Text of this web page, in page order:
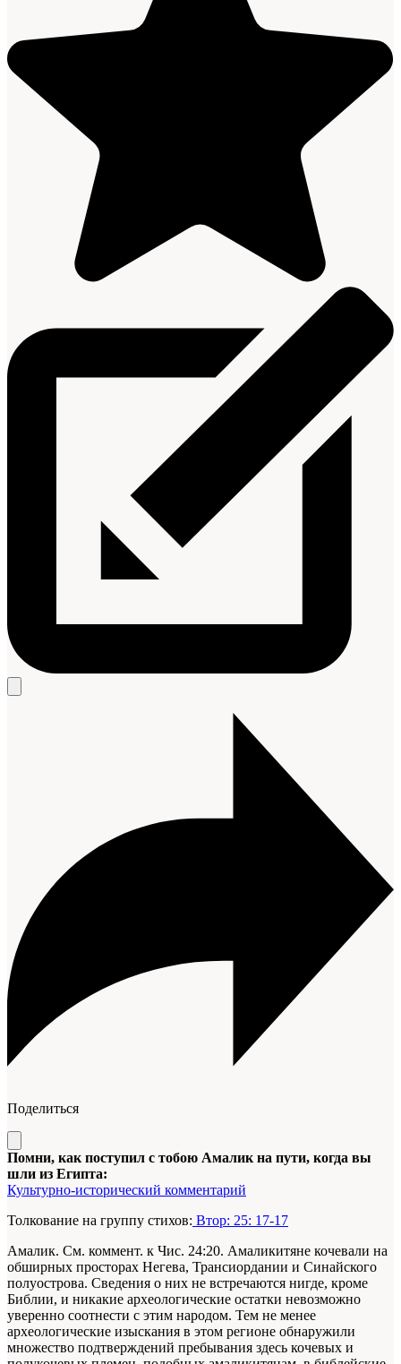
Поделиться
Помни, как поступил с тобою Амалик на пути, когда вы
шли из Египта:
Культурно-исторический комментарий
Толкование на группу стихов: Втор: 25: 17-17
Амалик. См. коммент. к Чис. 24:20. Амаликитяне кочевали на
обширных просторах Негева, Трансиордании и Синайского
полуострова. Сведения о них не встречаются нигде, кроме
Библии, и никакие археологические остатки невозможно
уверенно соотнести с этим народом. Тем не менее
археологические изыскания в этом регионе обнаружили
множество подтверждений пребывания здесь кочевых и